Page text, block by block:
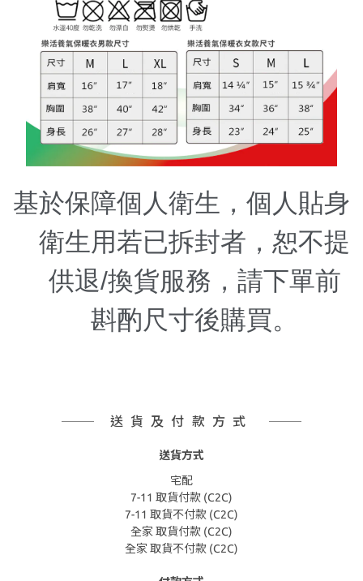
基於保障個人衛生，個人貼身
衛生用若已拆封者，恕不提
供退/換貨服務，請下單前
斟酌尺寸後購買。
送貨及付款方式
送貨方式
宅配
7-11 取貨付款 (C2C)
7-11 取貨不付款 (C2C)
全家 取貨付款 (C2C)
全家 取貨不付款 (C2C)